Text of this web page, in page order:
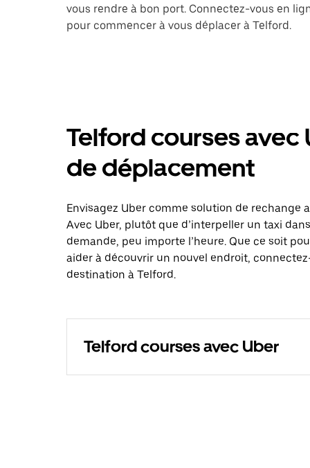
vous rendre à bon port. Connectez-vous en
pour commencer à vous déplacer à Telford.
Telford courses
de déplacement
Envisagez Uber comme solution de rechange
Avec Uber, plutôt que d’interpeller un taxi
demande, peu importe l’heure. Que ce soit
aider à découvrir un nouvel endroit,
destination à Telford.
Telford courses avec Uber